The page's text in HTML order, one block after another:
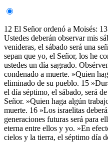
12 El Señor ordenó a Moisés:
Ustedes deberán observar mis
venideras, el sábado será una
sepan que yo, el Señor, los he
ustedes un día sagrado.
condenado a muerte. »Quien
eliminado de su pueblo. 15
el día séptimo, el sábado, será
Señor. »Quien haga algún
muerte. 16 »Los israelitas
generaciones futuras será para
eterna entre ellos y yo. »En
cielos y la tierra, el séptimo día